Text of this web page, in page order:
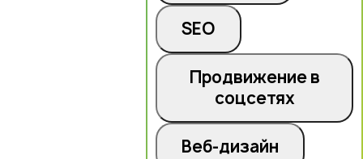
SEO
Продвижение в
соцсетях
Веб-дизайн